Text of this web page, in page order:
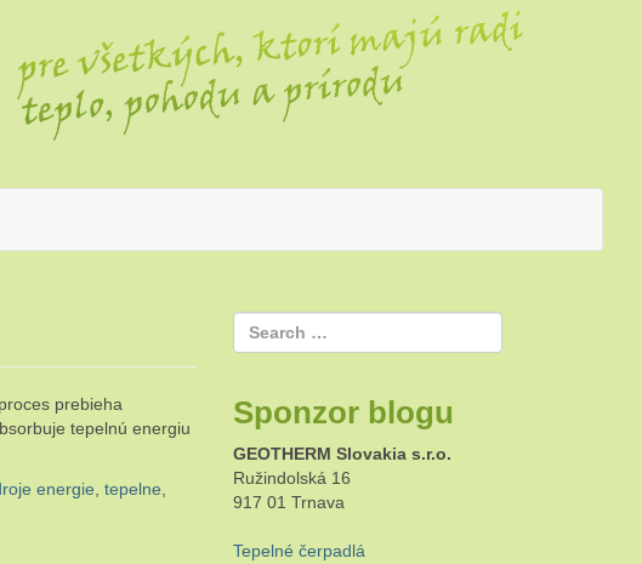
prebieha
tepelnú energiu
energie tepelne
Sponzor blogu
GEOTHERM Slovakia s.r.o.
Ružindolská 16
917 01 Trnava
Tepelné čerpadlá